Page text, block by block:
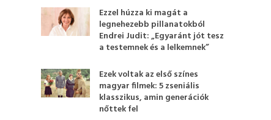
Ezzel húzza ki magát a
legnehezebb pillanatokból
Endrei Judit: „Egyaránt jót tesz
a testemnek és a lelkemnek”
Ezek voltak az első színes
magyar filmek: 5 zseniális
klasszikus, amin generációk
nőttek fel